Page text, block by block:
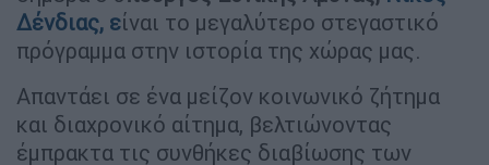
Δένδιας, είναι το μεγαλύτερο στεγαστικό
πρόγραμμα στην ιστορία της χώρας μας.
Απαντάει σε ένα μείζον κοινωνικό ζήτημα
και διαχρονικό αίτημα, βελτιώνοντας
έμπρακτα τις συνθήκες διαβίωσης των